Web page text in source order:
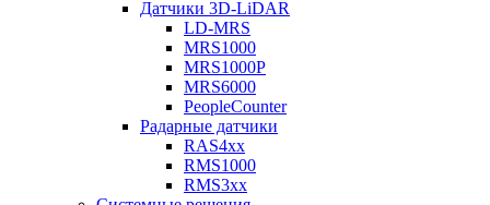
Датчики 3D-LiDAR
LD-MRS
MRS1000
MRS1000P
MRS6000
PeopleCounter
Радарные датчики
RAS4xx
RMS1000
RMS3xx